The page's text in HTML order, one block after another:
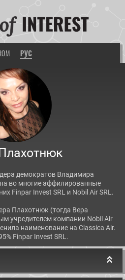
| РУС
демократов Владимира
во многие аффилированные
Finpar Invest SRL и Nobil Air SRL.
Плахотнюк (тогда Вера
учредителем компании Nobil Air
наименование на Classica Air.
Finpar Invest SRL.